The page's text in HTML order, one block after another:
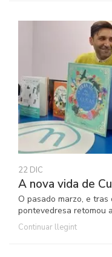
22 DIC
A nova vida de
O pasado marzo, e
pontevedresa retomou
Continuar llegint